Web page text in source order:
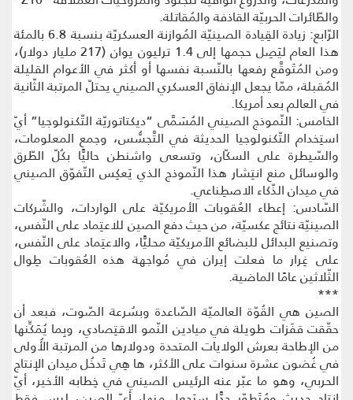
والطّائرات الحربيّة القاذفة والمُقاتلة.
الرّابع: زيادة القِيادة الصينيّة المُوازنة العسكريّة بنسبة 6.8 بالمئة
هذا العام ليَصِل حجمها إلى 1.4 ترليون يوان (217 مليار دولار)،
ومن المُتَوقَّع رفعها بالنّسبة نفسها أو أكثر في الأعوام القليلة
المُقبلة، ممّا يجعل الإنفاق العسكري الصيني يحتلّ المرتبة الثّانية
في العالم بعد أمريكا.
الخامس: النّموذج الصيني المُسَمَّى “ديكتاتوريّة التّكنولوجيا” أيّ
استِخدام التّكنولوجيا الحديثة في التَّجسُّس، وجمع المعلومات،
والسّيطرة على السكّان، وتسعى واشنطن حاليًّا بكُلّ الطّرق
والوسائل منع انتِشار هذا النّموذج الذي يَعكِس التّفوّق الصيني
في ميدان الذّكاء الاصطِناعي.
السّادس: إعطاء العُقوبات الأمريكيّة على الواردات، والشّركات
الصينيّة نتائج عكسيّة، من حيث دفع الصين للاعتِماد على النّفس،
وتصنيع البدائل للبضائع الأمريكيّة محليًّا، والاعتِماد على النّفس،
على غِرار ما فعلت إيران في مُواجهة هذه العُقوبات طِوال
الثّلاثين عامًا الماضية.
***
الصين هي القُوّة العالميّة الصّاعدة وبسُرعة الصّوت، فبعد أن
حقّقت قفَزات طويلة في ميادين النّمو الاقتِصادي، وبِما يُمَكِّنها
من الإطاحة بعرش الولايات المتحدة ودولارها من المرتبة الأُولى
في غُضون عشرة سنوات على الأكثر، ها هِي تَدخُل ميدان الإنتاج
الحربي، وهو ما عبّر عنه الرئيس الصيني في خِطابه الأخير، أيّ